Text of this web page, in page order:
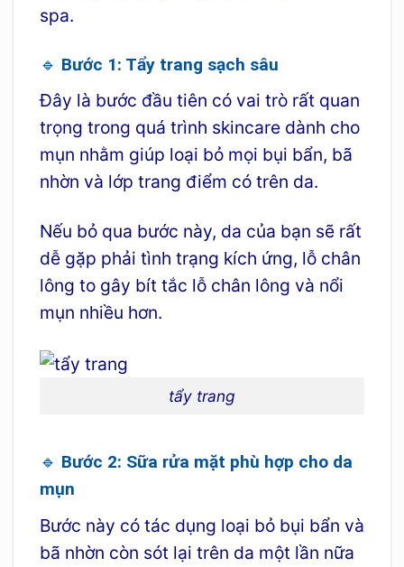
spa.
🔹 Bước 1: Tẩy trang sạch sâu
Đây là bước đầu tiên có vai trò rất quan
trọng trong quá trình skincare dành cho
mụn nhằm giúp loại bỏ mọi bụi bẩn, bã
nhờn và lớp trang điểm có trên da.
Nếu bỏ qua bước này, da của bạn sẽ rất
dễ gặp phải tình trạng kích ứng, lỗ chân
lông to gây bít tắc lỗ chân lông và nổi
mụn nhiều hơn.
tẩy trang
🔹 Bước 2: Sữa rửa mặt phù hợp cho da
mụn
Bước này có tác dụng loại bỏ bụi bẩn và
bã nhờn còn sót lại trên da một lần nữa